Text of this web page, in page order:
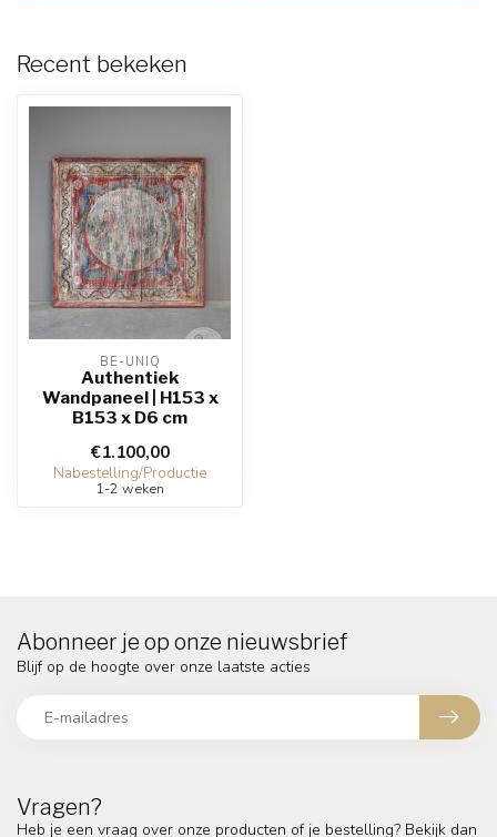
Recent bekeken
BE-UNIQ
Authentiek
Wandpaneel | H153 x
B153 x D6 cm
€1.100,00
Nabestelling/Productie
1-2 weken
Vragen?
Heb je een vraag over onze producten of je bestelling? Bekijk dan
Abonneer je op onze nieuwsbrief
Blijf op de hoogte over onze laatste acties